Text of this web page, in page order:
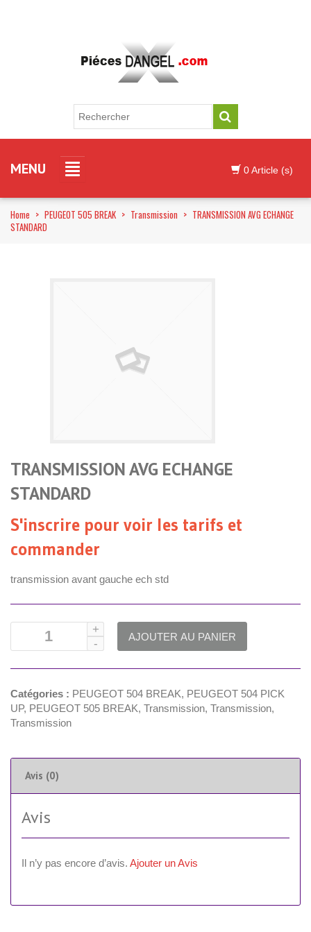
MENU 0 Article (s)
Home > PEUGEOT 505 BREAK > Transmission > TRANSMISSION AVG ECHANGE
STANDARD
TRANSMISSION AVG ECHANGE
STANDARD
S'inscrire pour voir les tarifs et
commander
transmission avant gauche ech std
AJOUTER AU PANIER
Catégories : PEUGEOT 504 BREAK, PEUGEOT 504 PICK
UP, PEUGEOT 505 BREAK, Transmission, Transmission,
Transmission
Avis (0)
Avis
Il n’y pas encore d’avis. Ajouter un Avis